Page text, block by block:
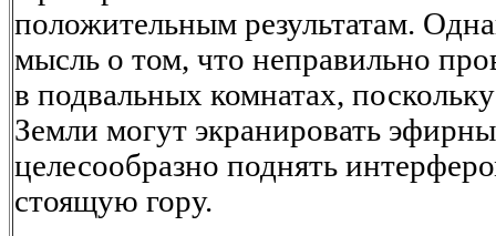
положительным результатам.
мысль о том, что неправильно
в подвальных комнатах,
Земли могут экранировать
целесообразно поднять
стоящую гору.